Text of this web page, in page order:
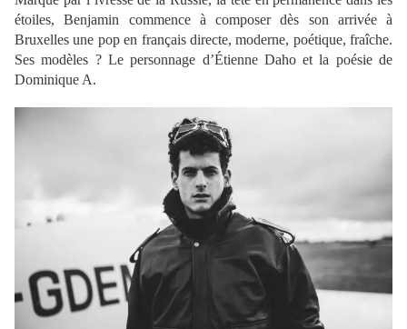
étoiles, Benjamin commence à composer dès son arrivée à
Bruxelles une pop en français directe, moderne, poétique, fraîche.
Ses modèles ? Le personnage d’Étienne Daho et la poésie de
Dominique A.